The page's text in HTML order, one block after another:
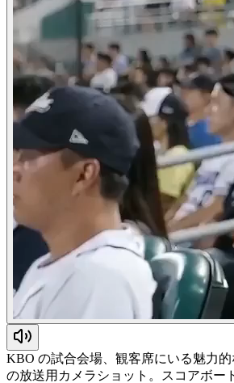
KBO の試合会場、観客席にいる魅力
の放送用カメラショット。スコアボー